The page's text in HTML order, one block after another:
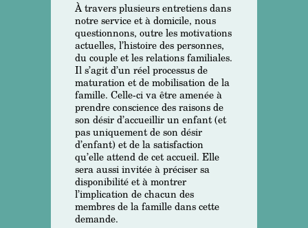
À travers plusieurs entretiens dans
notre service et à domicile, nous
questionnons, outre les motivations
actuelles, l’histoire des personnes,
du couple et les relations familiales.
Il s’agit d’un réel processus de
maturation et de mobilisation de la
famille. Celle-ci va être amenée à
prendre conscience des raisons de
son désir d’accueillir un enfant (et
pas uniquement de son désir
d’enfant) et de la satisfaction
qu’elle attend de cet accueil. Elle
sera aussi invitée à préciser sa
disponibilité et à montrer
l’implication de chacun des
membres de la famille dans cette
demande.